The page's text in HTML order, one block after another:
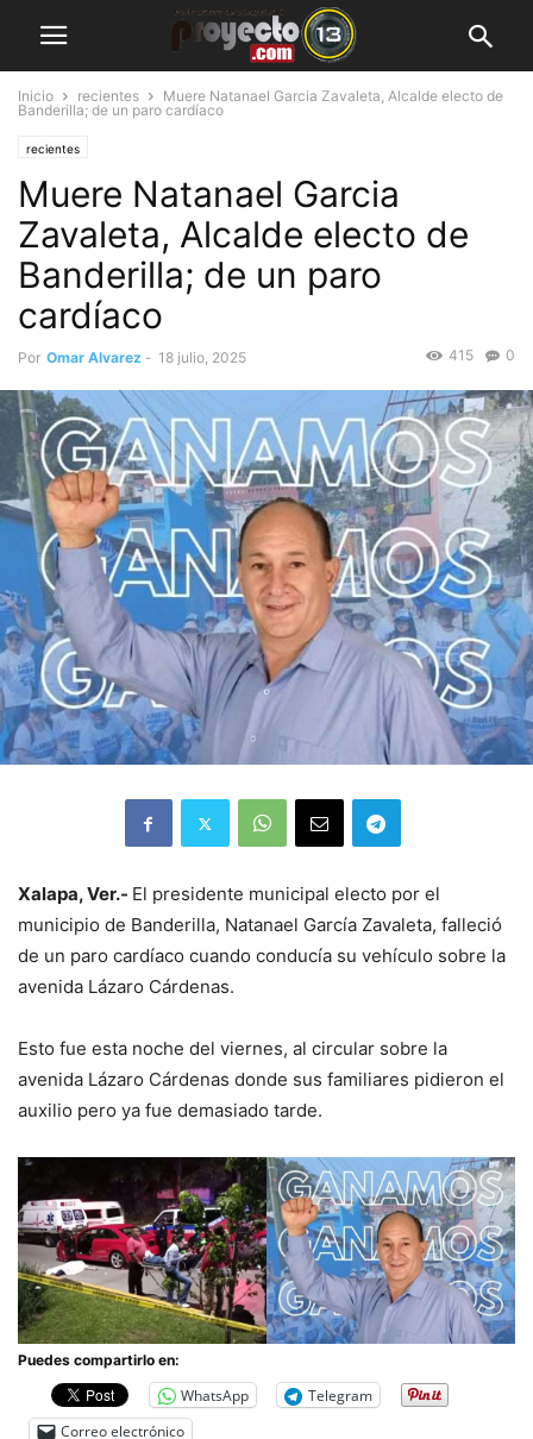
Inicio recientes
Muere Natanael Garcia Zavaleta, Alcalde electo de
Banderilla; de un paro cardíaco
recientes
Muere Natanael Garcia
Zavaleta, Alcalde electo de
Banderilla; de un paro
cardíaco
Por Omar Alvarez - 18 julio, 2025 0
415
Xalapa, Ver.- El presidente municipal electo por el
municipio de Banderilla, Natanael García Zavaleta, falleció
de un paro cardíaco cuando conducía su vehículo sobre la
avenida Lázaro Cárdenas.
Esto fue esta noche del viernes, al circular sobre la
avenida Lázaro Cárdenas donde sus familiares pidieron el
auxilio pero ya fue demasiado tarde.
Puedes compartirlo en:
WhatsApp
Telegram
Correo electrónico